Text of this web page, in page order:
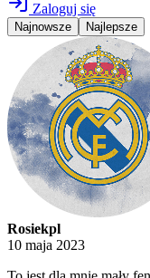
Zaloguj się
Najnowsze Najlepsze
Rosiekpl
10 maja 2023